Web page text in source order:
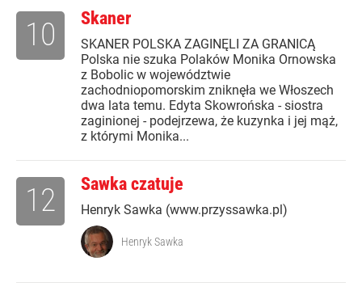
Skaner
SKANER POLSKA ZAGINĘLI ZA GRANICĄ
Polska nie szuka Polaków Monika Ornowska
z Bobolic w województwie
zachodniopomorskim zniknęła we Włoszech
dwa lata temu. Edyta Skowrońska - siostra
zaginionej - podejrzewa, że kuzynka i jej mąż,
z którymi Monika...
10
Sawka czatuje
Henryk Sawka (www.przyssawka.pl)
12
Henryk Sawka